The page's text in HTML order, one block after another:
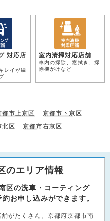
対応店
レイが続
室内清掃対応店舗
車内の掃除、窓拭き、掃
除機がけなど
都市上京区
京都市下京区
北区
京都市右京区
のエリア情報
区の洗車・コーティング
お申し込みができます。
がたくさん。京都府京都市南